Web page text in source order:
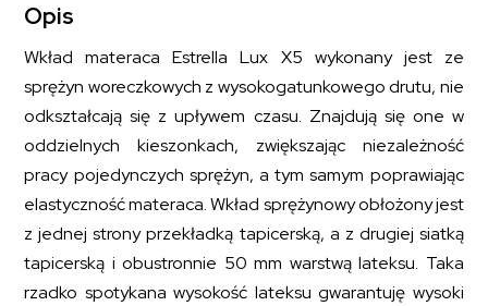
Opis
Wkład materaca Estrella Lux X5 wykonany jest ze
sprężyn woreczkowych z wysokogatunkowego drutu, nie
odkształcają się z upływem czasu. Znajdują się one w
oddzielnych kieszonkach, zwiększając niezależność
pracy pojedynczych sprężyn, a tym samym poprawiając
elastyczność materaca. Wkład sprężynowy obłożony jest
z jednej strony przekładką tapicerską, a z drugiej siatką
tapicerską i obustronnie 50 mm warstwą lateksu. Taka
rzadko spotykana wysokość lateksu gwarantuję wysoki